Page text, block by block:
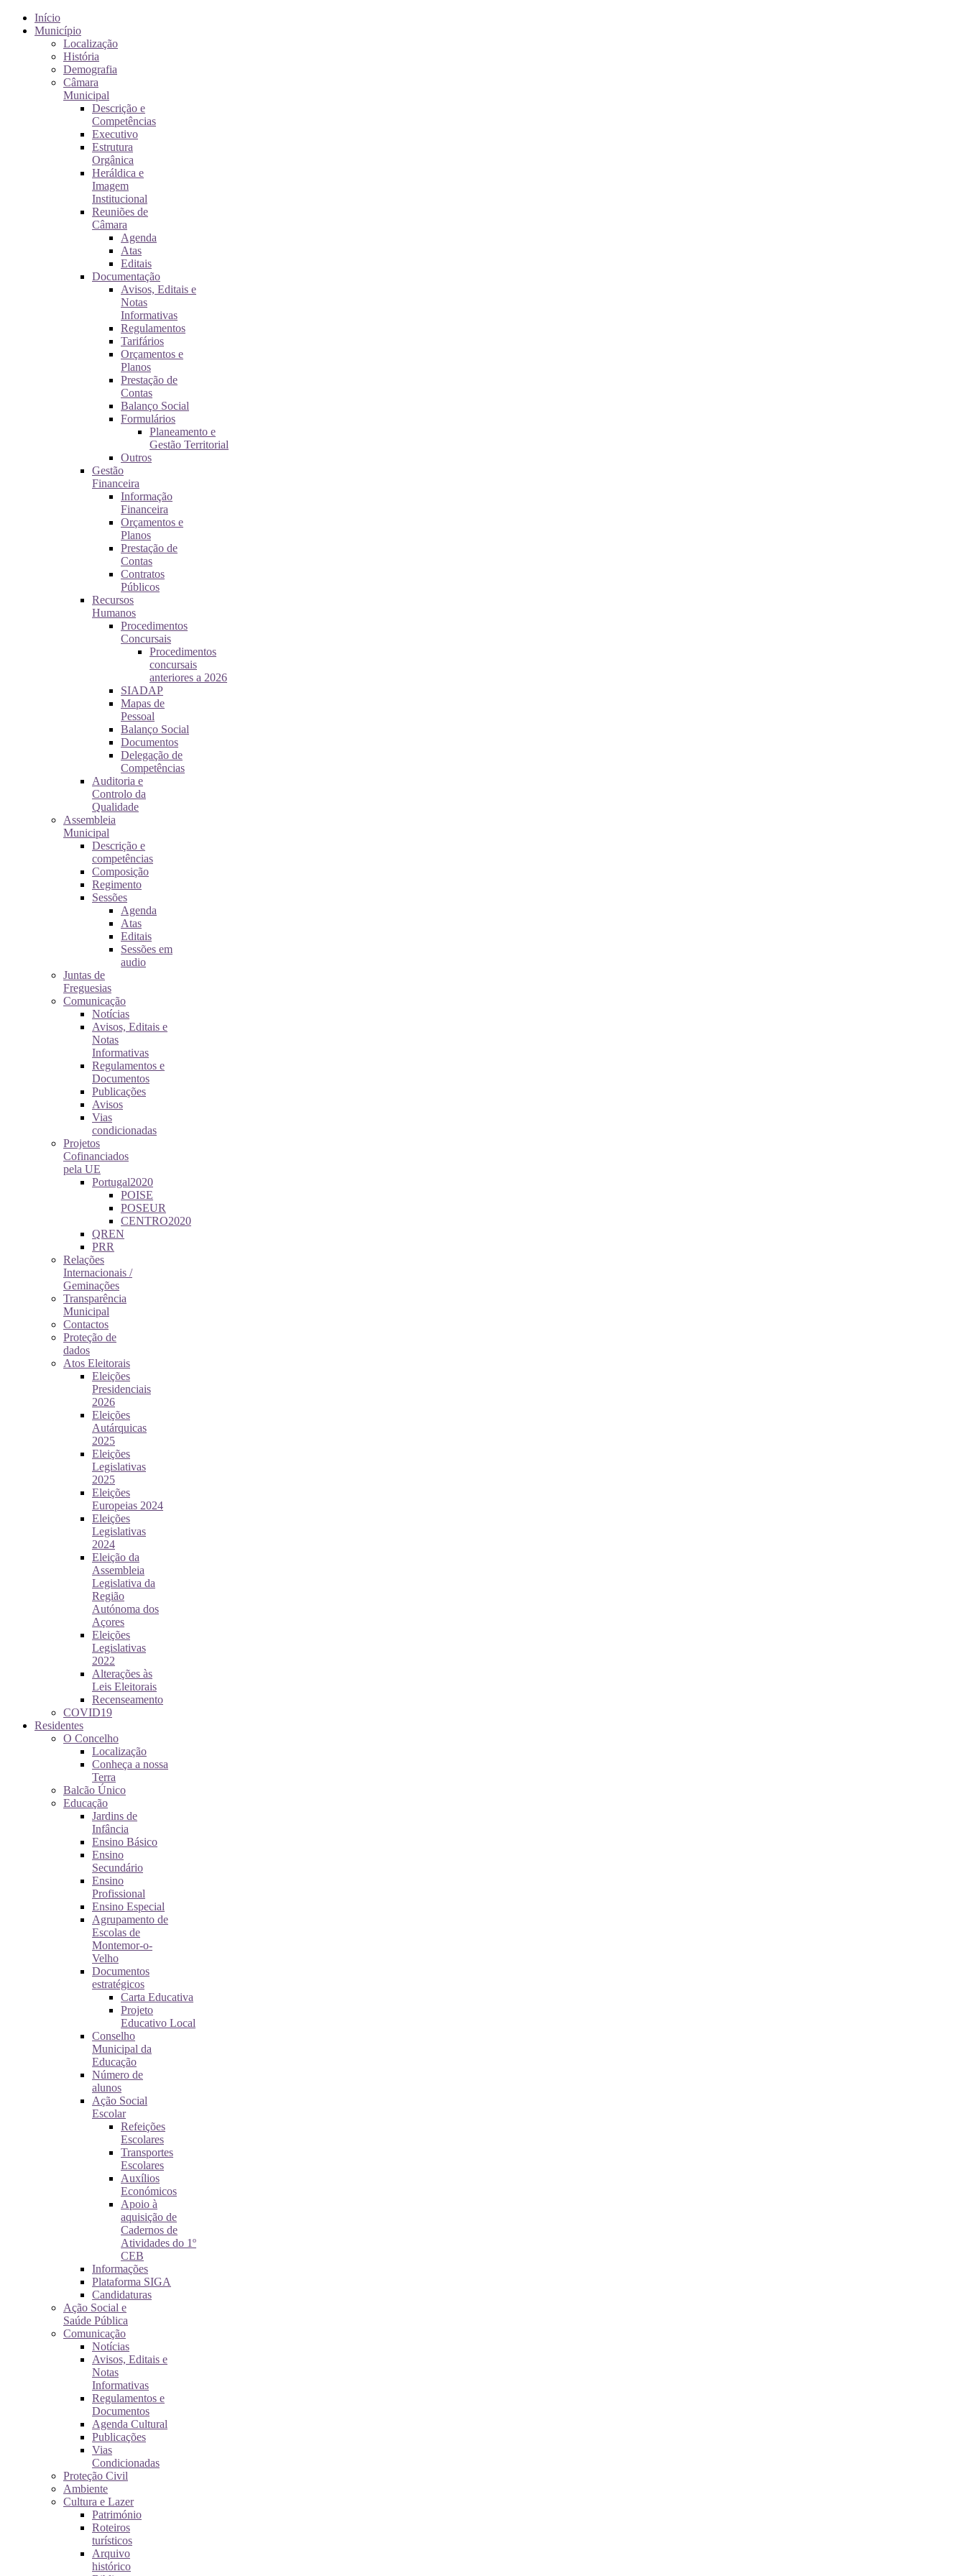
Início
Município
Localização
História
Demografia
Câmara
Municipal
Descrição e
Competências
Executivo
Estrutura
Orgânica
Heráldica e
Imagem
Institucional
Reuniões de
Câmara
Agenda
Atas
Editais
Documentação
Avisos, Editais e
Notas
Informativas
Regulamentos
Tarifários
Orçamentos e
Planos
Prestação de
Contas
Balanço Social
Formulários
Planeamento e
Gestão Territorial
Outros
Gestão
Financeira
Informação
Financeira
Orçamentos e
Planos
Prestação de
Contas
Contratos
Públicos
Recursos
Humanos
Procedimentos
Concursais
Procedimentos
concursais
anteriores a 2026
SIADAP
Mapas de
Pessoal
Balanço Social
Documentos
Delegação de
Competências
Auditoria e
Controlo da
Qualidade
Assembleia
Municipal
Descrição e
competências
Composição
Regimento
Sessões
Agenda
Atas
Editais
Sessões em
audio
Juntas de
Freguesias
Comunicação
Notícias
Avisos, Editais e
Notas
Informativas
Regulamentos e
Documentos
Publicações
Avisos
Vias
condicionadas
Projetos
Cofinanciados
pela UE
Portugal2020
POISE
POSEUR
CENTRO2020
QREN
PRR
Relações
Internacionais /
Geminações
Transparência
Municipal
Contactos
Proteção de
dados
Atos Eleitorais
Eleições
Presidenciais
2026
Eleições
Autárquicas
2025
Eleições
Legislativas
2025
Eleições
Europeias 2024
Eleições
Legislativas
2024
Eleição da
Assembleia
Legislativa da
Região
Autónoma dos
Açores
Eleições
Legislativas
2022
Alterações às
Leis Eleitorais
Recenseamento
COVID19
Residentes
O Concelho
Localização
Conheça a nossa
Terra
Balcão Único
Educação
Jardins de
Infância
Ensino Básico
Ensino
Secundário
Ensino
Profissional
Ensino Especial
Agrupamento de
Escolas de
Montemor-o-
Velho
Documentos
estratégicos
Carta Educativa
Projeto
Educativo Local
Conselho
Municipal da
Educação
Número de
alunos
Ação Social
Escolar
Refeições
Escolares
Transportes
Escolares
Auxílios
Económicos
Apoio à
aquisição de
Cadernos de
Atividades do 1º
CEB
Informações
Plataforma SIGA
Candidaturas
Ação Social e
Saúde Pública
Comunicação
Notícias
Avisos, Editais e
Notas
Informativas
Regulamentos e
Documentos
Agenda Cultural
Publicações
Vias
Condicionadas
Proteção Civil
Ambiente
Cultura e Lazer
Património
Roteiros
turísticos
Arquivo
histórico